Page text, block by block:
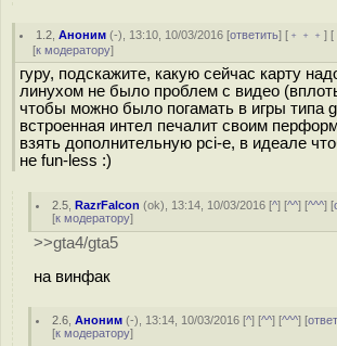
1.2 ,Аноним (-), 13:10, 10/03/2016 [ответить] [ ﹢﹢﹢] [
[к модератору]
гуру, подскажите, какую сейчас карту
линухом не было проблем с видео
чтобы можно было погамать в игры типа
встроенная интел печалит своим
взять дополнительную pci-e, в идеале
не fun-less :)
2.5 ,RazrFalcon (ok), 13:14, 10/03/2016 [^] [^^] [^^^] [
[к модератору]
>>gta4/gta5
на винфак
2.6 ,Аноним (-), 13:14, 10/03/2016 [^] [^^] [^^^] [
[к модератору]